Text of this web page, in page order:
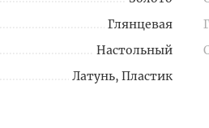
Глянцевая
Настольный
Латунь, Пластик